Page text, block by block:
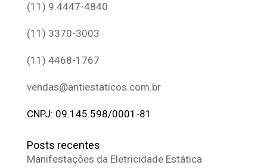
(11) 9.4447-4840
(11) 3370-3003
(11) 4468-1767
vendas@antiestaticos.com.br
CNPJ: 09.145.598/0001-81
Posts recentes
Manifestações da Eletricidade Estática